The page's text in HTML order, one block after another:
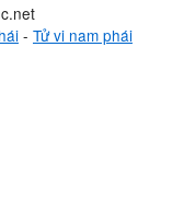
- Tử vi nam phái